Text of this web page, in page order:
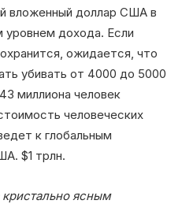
вложенный доллар США в
уровнем дохода. Если
ожидается, что
убивать от 4000 до 5000
миллиона человек
человеческих
к глобальным
$1 трлн.
кристально ясным